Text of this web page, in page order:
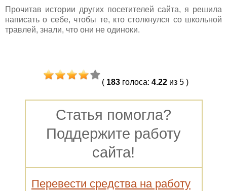
Прочитав истории других посетителей сайта, я решила
написать о себе, чтобы те, кто столкнулся со школьной
травлей, знали, что они не одиноки.
( 183 голоса: 4.22из 5)
Статья помогла?
Поддержите работу
сайта!
Перевести средства на работу